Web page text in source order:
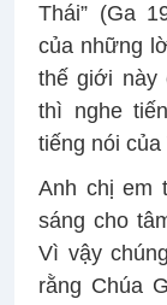
Thái” (Ga
của những
thế giới này
thì nghe
tiếng nói
Anh chị em
sáng cho
Vì vậy
rằng Chúa